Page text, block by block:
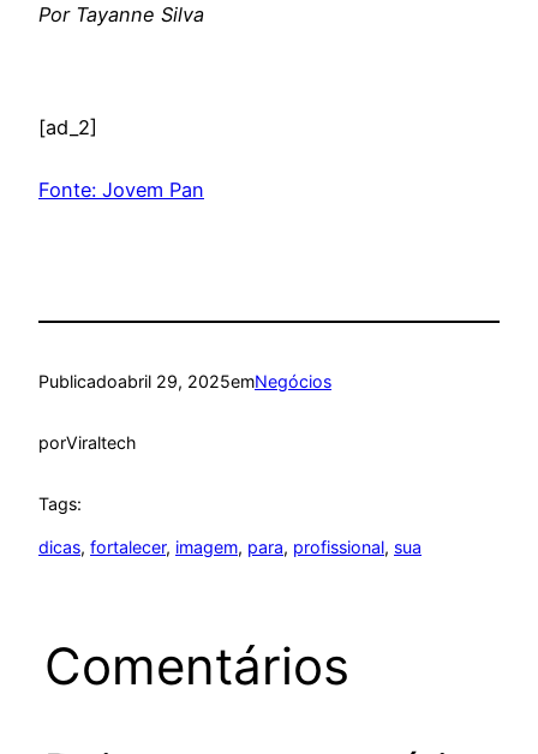
Por Tayanne Silva
[ad_2]
Fonte: Jovem Pan
Publicadoabril 29, 2025emNegócios
porViraltech
Tags:
dicas, fortalecer, imagem, para, profissional, sua
Comentários